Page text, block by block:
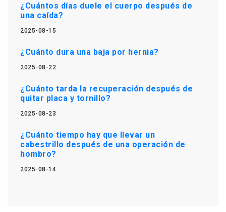
¿Cuántos días duele el cuerpo después de
una caída?
2025-08-15
¿Cuánto dura una baja por hernia?
2025-08-22
¿Cuánto tarda la recuperación después de
quitar placa y tornillo?
2025-08-23
¿Cuánto tiempo hay que llevar un
cabestrillo después de una operación de
hombro?
2025-08-14